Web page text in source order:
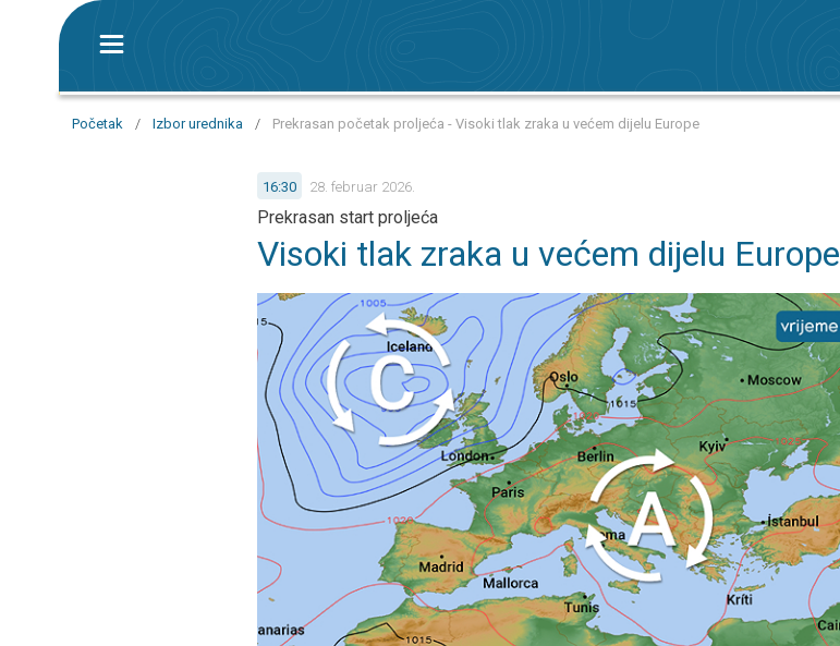
Početak / Izbor urednika / Prekrasan početak proljeća - Visoki tlak zraka u većem dijelu Europe
16:30 28. februar 2026.
Prekrasan start proljeća
Visoki tlak zraka u većem dijelu Europe